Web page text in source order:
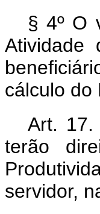
§ 4º O
Atividade
cálculo do
Art. 17.
terão
servidor,